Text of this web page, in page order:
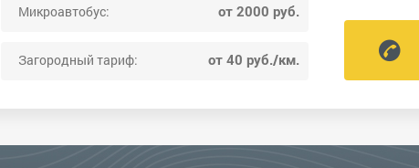
Микроавтобус: от 2000 руб.
Загородный тариф: от 40 руб./км.